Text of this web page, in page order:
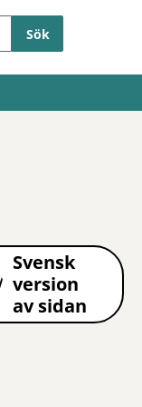
Svensk
version
av sidan